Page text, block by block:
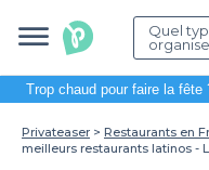
Quel
Trop chaud pour faire la fête
Privateaser Restaurants en
meilleurs restaurants latinos -